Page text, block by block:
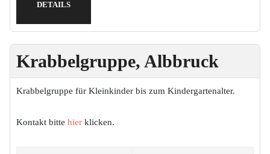
DETAILS
Krabbelgruppe, Albbruck
Krabbelgruppe für Kleinkinder bis zum Kindergartenalter.
Kontakt bitte hier klicken.